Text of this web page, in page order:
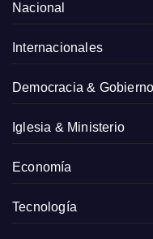
Nacional
Internacionales
Democracia & Gobierno
Iglesia & Ministerio
Economía
Tecnología